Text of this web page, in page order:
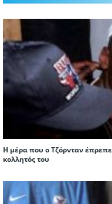
Η μέρα που ο Τζόρνταν έπρεπε
κολλητός του